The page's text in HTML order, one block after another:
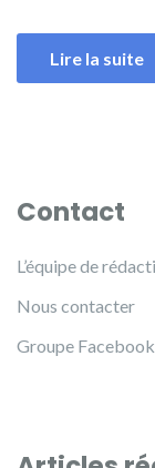
Lire la suite
Contact
L’équipe de
Nous contacter
Groupe Facebook